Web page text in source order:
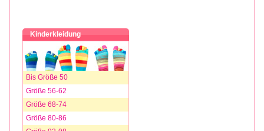
Kinderkleidung
Bis Größe 50
Größe 56-62
Größe 68-74
Größe 80-86